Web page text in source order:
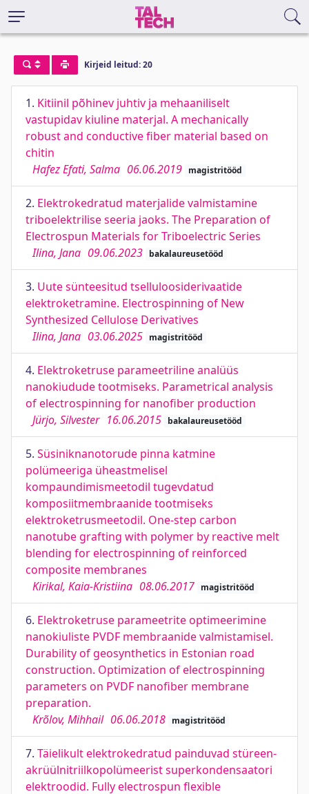
Kirjeid leitud: 20
1. Kitiinil põhinev juhtiv ja mehaaniliselt
vastupidav kiuline materjal. A mechanically
robust and conductive fiber material based on
chitin
Hafez Efati, Salma 06.06.2019 magistritööd
2. Elektrokedratud materjalide valmistamine
triboelektrilise seeria jaoks. The Preparation of
Electrospun Materials for Triboelectric Series
Ilina, Jana 09.06.2023 bakalaureusetööd
3. Uute sünteesitud tselluloosiderivaatide
elektroketramine. Electrospinning of New
Synthesized Cellulose Derivatives
Ilina, Jana 03.06.2025 magistritööd
4. Elektroketruse parameetriline analüüs
nanokiudude tootmiseks. Parametrical analysis
of electrospinning for nanofiber production
Jürjo, Silvester 16.06.2015 bakalaureusetööd
5. Süsiniknanotorude pinna katmine
polümeeriga üheastmelisel
kompaundimismeetodil tugevdatud
komposiitmembraanide tootmiseks
elektroketrusmeetodil. One-step carbon
nanotube grafting with polymer by reactive melt
blending for electrospinning of reinforced
composite membranes
Kirikal, Kaia-Kristiina 08.06.2017 magistritööd
6. Elektroketruse parameetrite optimeerimine
nanokiuliste PVDF membraanide valmistamisel.
Durability of geosynthetics in Estonian road
construction. Optimization of electrospinning
parameters on PVDF nanofiber membrane
preparation.
Krõlov, Mihhail 06.06.2018 magistritööd
7. Täielikult elektrokedratud painduvad stüreen-
akrüülnitriilkopolümeerist superkondensaatori
elektroodid. Fully electrospun flexible